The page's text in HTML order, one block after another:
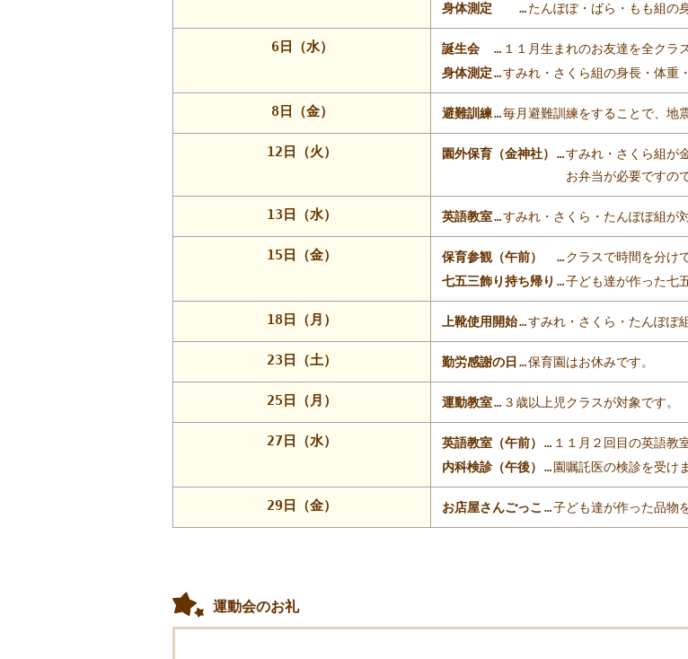
身体測定
…たんぽぽ・ばら・もも組の
6日（水） 誕生会 … １１月生まれのお友達を全クラ
身体測定…すみれ・さくら組の身長・体重
8日（金） 避難訓練…毎月避難訓練をすることで、地
12日（火） 園外保育（金神社） …すみれ・さくら組が
お弁当が必要ですの
13日（水） 英語教室…すみれ・さくら・たんぽぽ組が
15日（金） 保育参観（午前） …クラスで時間を分け
七五三飾り持ち帰り …子ども達が作った七
18日（月） 上靴使用開始…すみれ・さくら・たんぽぽ
23日（土） 勤労感謝の日 …保育園はお休みです。
25日（月） 運動教室… ３歳以上児クラスが対象です。
27日（水） 英語教室（午前） … １１月２回目の英語教
内科検診（午後）
…園嘱託医の検診を受け
29日（金） お店屋さんごっこ …子ども達が作った品物
運動会のお礼